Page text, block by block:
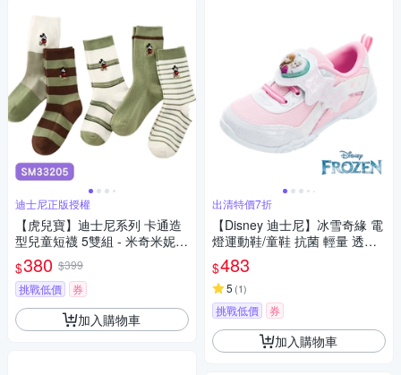
迪士尼正版授權
【虎兒寶】迪士尼系列 卡通造
型兒童短襪 5雙組 - 米奇米妮
綠 童襪 ( SM33205 )
$380 $399
挑戰低價
券
加入購物車
出清特價7折
【Disney 迪士尼】冰雪奇緣 電
燈運動鞋/童鞋 抗菌 輕量 透氣
緩震 正版 (白粉/FOKX41653)
$483
5 (1)
挑戰低價 券
加入購物車